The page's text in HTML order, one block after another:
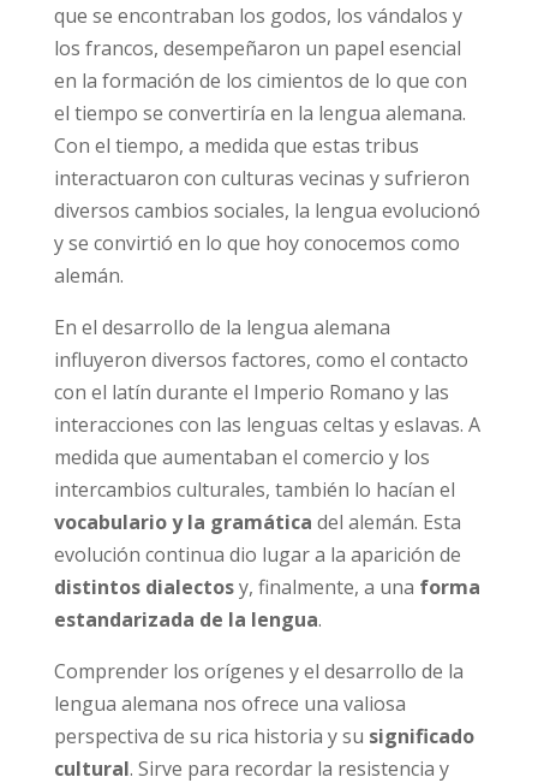
que se encontraban los godos, los vándalos y
los francos, desempeñaron un papel esencial
en la formación de los cimientos de lo que con
el tiempo se convertiría en la lengua alemana.
Con el tiempo, a medida que estas tribus
interactuaron con culturas vecinas y sufrieron
diversos cambios sociales, la lengua evolucionó
y se convirtió en lo que hoy conocemos como
alemán.
En el desarrollo de la lengua alemana
influyeron diversos factores, como el contacto
con el latín durante el Imperio Romano y las
interacciones con las lenguas celtas y eslavas. A
medida que aumentaban el comercio y los
intercambios culturales, también lo hacían el
vocabulario y la gramática del alemán. Esta
evolución continua dio lugar a la aparición de
distintos dialectosy, finalmente, a una forma
estandarizada de la lengua.
Comprender los orígenes y el desarrollo de la
lengua alemana nos ofrece una valiosa
perspectiva de su rica historia y su significado
cultural. Sirve para recordar la resistencia y